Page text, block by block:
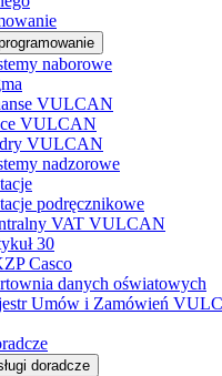
naborowe
VULCAN
VULCAN
VULCAN
nadzorowe
podręcznikowe
VAT VULCAN
30
Casco
danych oświatowych
Umów i Zamówień
doradcze